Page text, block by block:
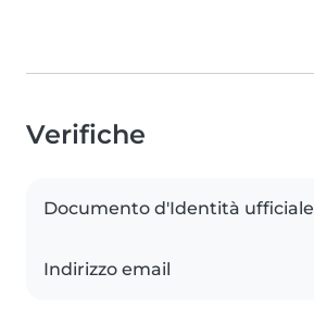
Verifiche
Documento d'Identità ufficiale
Indirizzo email